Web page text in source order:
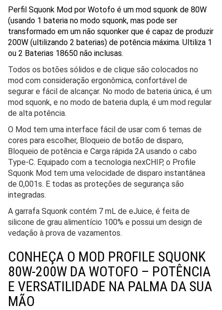
Perfil Squonk Mod por Wotofo é um mod squonk de 80W
(usando 1 bateria no modo squonk, mas pode ser
transformado em um não squonker que é capaz de produzir
200W (ultilizando 2 baterias) de potência máxima. Ultiliza 1
ou 2 Baterias 18650 não inclusas.
Todos os botões sólidos e de clique são colocados no
mod com consideração ergonômica, confortável de
segurar e fácil de alcançar. No modo de bateria única, é um
mod squonk, e no modo de bateria dupla, é um mod regular
de alta potência.
O Mod tem uma interface fácil de usar com 6 temas de
cores para escolher, Bloqueio de botão de disparo,
Bloqueio de potência e Carga rápida 2A usando o cabo
Type-C. Equipado com a tecnologia nexCHIP, o Profile
Squonk Mod tem uma velocidade de disparo instantânea
de 0,001s. E todas as proteções de segurança são
integradas.
A garrafa Squonk contém 7 mL de eJuice, é feita de
silicone de grau alimentício 100% e possui um design de
vedação à prova de vazamentos.
CONHEÇA O MOD PROFILE SQUONK
80W-200W DA WOTOFO – POTÊNCIA
E VERSATILIDADE NA PALMA DA SUA
MÃO